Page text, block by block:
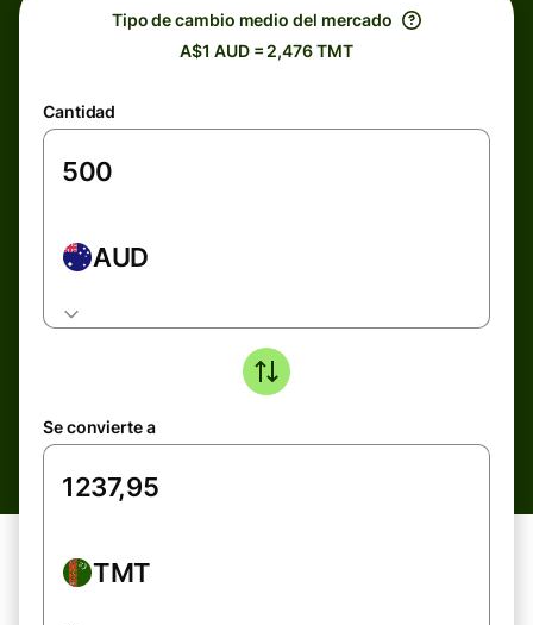
Tipo de cambio medio del mercado
A$1 AUD = 2,476 TMT
Cantidad
AUD
Se convierte a
TMT